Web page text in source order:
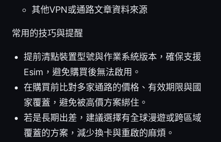
其他VPN或通路文章資料來源
常用的技巧與提醒
提前清點裝置型號與作業系統版本，確保支援
Esim，避免購買後無法啟用。
在購買前比對多家通路的價格、有效期限與國
家覆蓋，避免被高價方案綁住。
若是長期出差，建議選擇有全球漫遊或跨區域
覆蓋的方案，減少換卡與重啟的麻煩。